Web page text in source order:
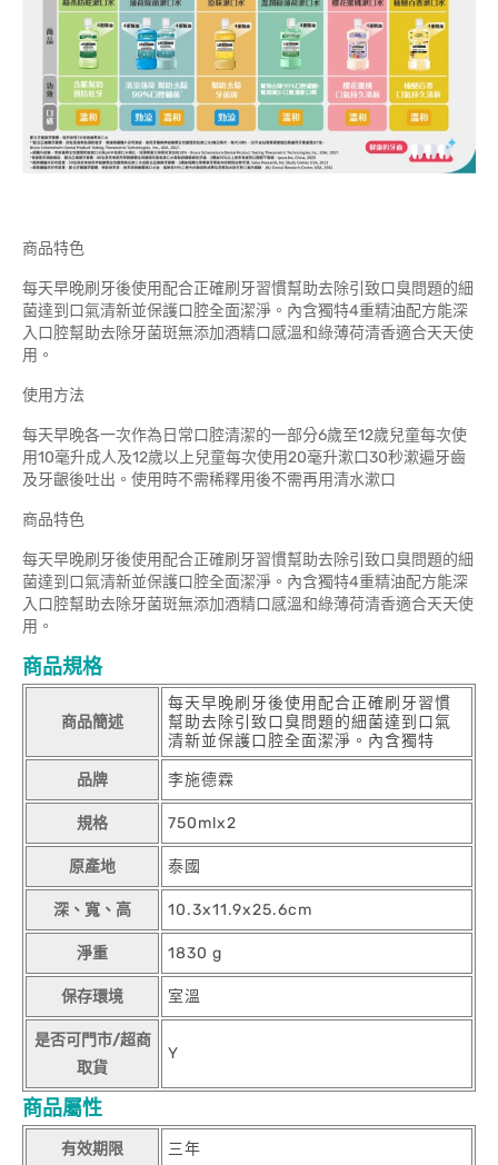
商品特色
每天早晚刷牙後使用配合正確刷牙習慣幫助去除引致口臭問題的細
菌達到口氣清新並保護口腔全面潔淨。內含獨特4重精油配方能深
入口腔幫助去除牙菌斑無添加酒精口感溫和綠薄荷清香適合天天使
用。
使用方法
每天早晚各一次作為日常口腔清潔的一部分6歲至12歲兒童每次使
用10毫升成人及12歲以上兒童每次使用20毫升漱口30秒漱遍牙齒
及牙齦後吐出。使用時不需稀釋用後不需再用清水漱口
商品特色
每天早晚刷牙後使用配合正確刷牙習慣幫助去除引致口臭問題的細
菌達到口氣清新並保護口腔全面潔淨。內含獨特4重精油配方能深
入口腔幫助去除牙菌斑無添加酒精口感溫和綠薄荷清香適合天天使
用。
商品規格
商品簡述
每天早晚刷牙後使用配合正確刷牙習慣
幫助去除引致口臭問題的細菌達到口氣
清新並保護口腔全面潔淨。內含獨特
品牌 李施德霖
規格 750mlx2
原產地 泰國
深、寬、高 10.3x11.9x25.6cm
淨重 1830 g
保存環境 室溫
是否可門市/超商
取貨
Y
商品屬性
有效期限 三年